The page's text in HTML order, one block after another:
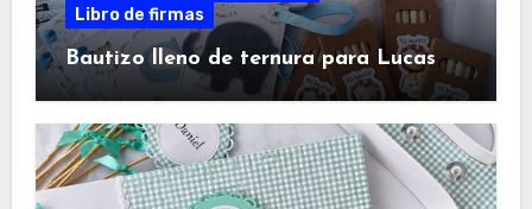
Libro de firmas
Bautizo lleno de ternura para Lucas